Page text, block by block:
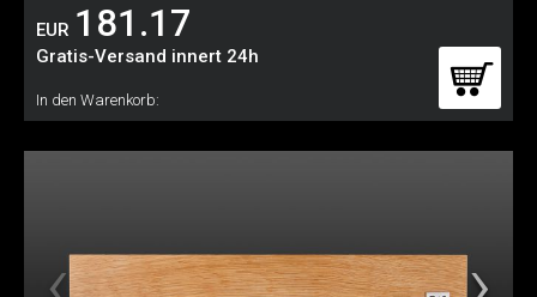
EUR 181.17
Gratis-Versand innert 24h
In den Warenkorb: